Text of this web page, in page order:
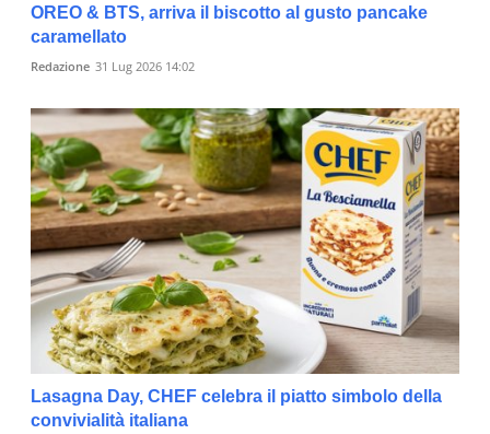
OREO & BTS, arriva il biscotto al gusto pancake
caramellato
Redazione 31 Lug 2026 14:02
Lasagna Day, CHEF celebra il piatto simbolo della
convivialità italiana